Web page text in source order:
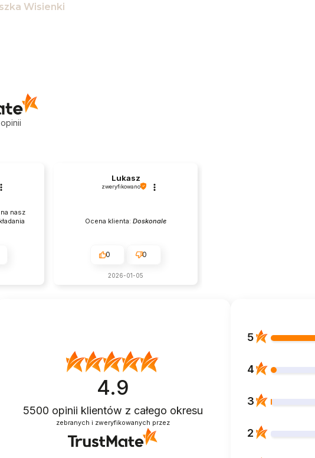
Wisienki
opinii
nasz
Lukasz
zweryfikowano
Ocena klienta: Doskonale
0 0
2026-01-05
4.9
5500 opinii klientów z całego okresu
zebranych i zweryfikowanych przez
5
4
3
2